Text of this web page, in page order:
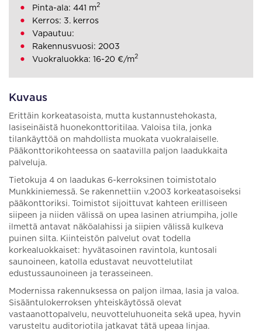
Kuvaus
Erittäin korkeatasoista, mutta kustannustehokasta,
lasiseinäistä huonekonttoritilaa. Valoisa tila, jonka
tilankäyttöä on mahdollista muokata vuokralaiselle.
Pääkonttorikohteessa on saatavilla paljon laadukkaita
palveluja.
Tietokuja 4 on laadukas 6-kerroksinen toimistotalo
Munkkiniemessä. Se rakennettiin v.2003 korkeatasoiseksi
pääkonttoriksi. Toimistot sijoittuvat kahteen erilliseen
siipeen ja niiden välissä on upea lasinen atriumpiha, jolle
ilmettä antavat näköalahissi ja siipien välissä kulkeva
puinen silta. Kiinteistön palvelut ovat todella
korkealuokkaiset: hyvätasoinen ravintola, kuntosali
saunoineen, katolla edustavat neuvottelutilat
edustussaunoineen ja terasseineen.
Modernissa rakennuksessa on paljon ilmaa, lasia ja valoa.
Sisääntulokerroksen yhteiskäytössä olevat
vastaanottopalvelu, neuvotteluhuoneita sekä upea, hyvin
varusteltu auditoriotila jatkavat tätä upeaa linjaa.
Pinta-ala: 441 m2
Kerros: 3. kerros
Vapautuu:
Rakennusvuosi: 2003
Vuokraluokka: 16-20 €/m2